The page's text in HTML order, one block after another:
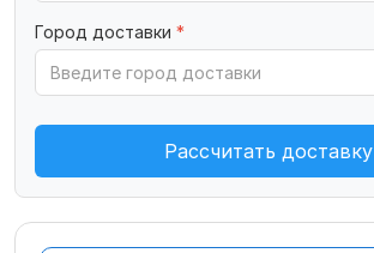
Город доставки *
Рассчитать доставку